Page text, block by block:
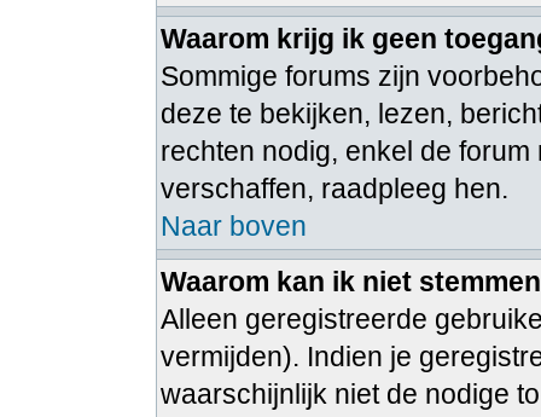
Waarom krijg ik geen
Sommige forums zijn
deze te bekijken, lezen,
rechten nodig, enkel de
verschaffen, raadpleeg hen.
Naar boven
Waarom kan ik niet
Alleen geregistreerde
vermijden). Indien je
waarschijnlijk niet de nodige